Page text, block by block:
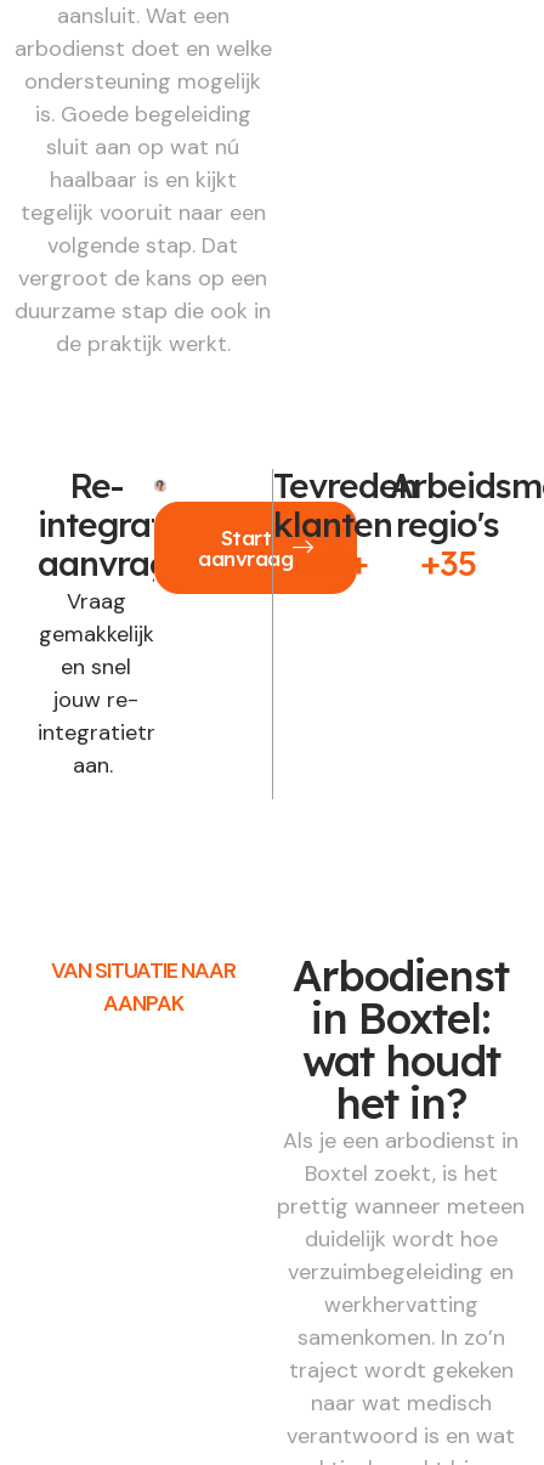
aansluit. Wat een
arbodienst doet en welke
ondersteuning mogelijk
is. Goede begeleiding
sluit aan op wat nú
haalbaar is en kijkt
tegelijk vooruit naar een
volgende stap. Dat
vergroot de kans op een
duurzame stap die ook in
de praktijk werkt.
Re-
integratie
aanvragen?
Vraag
gemakkelijk
en snel
jouw re-
integratietraject
aan.
Start
aanvraag
Tevreden
klanten
250+
regio's
+35
VAN SITUATIE NAAR
AANPAK
Arbodienst
in Boxtel:
wat houdt
het in?
Als je een arbodienst in
Boxtel zoekt, is het
prettig wanneer meteen
duidelijk wordt hoe
verzuimbegeleiding en
werkhervatting
samenkomen. In zo’n
traject wordt gekeken
naar wat medisch
verantwoord is en wat